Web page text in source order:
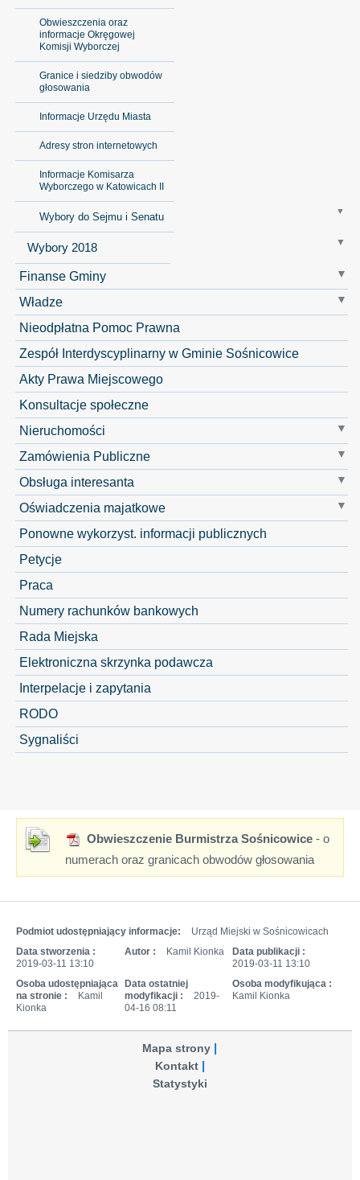
Obwieszczenia oraz
informacje Okręgowej
Komisji Wyborczej
Granice i siedziby obwodów
głosowania
Informacje Urzędu Miasta
Adresy stron internetowych
Informacje Komisarza
Wyborczego w Katowicach II
Wybory do Sejmu i Senatu
Wybory 2018
Finanse Gminy
Władze
Nieodpłatna Pomoc Prawna
Zespół Interdyscyplinarny w Gminie Sośnicowice
Akty Prawa Miejscowego
Konsultacje społeczne
Nieruchomości
Zamówienia Publiczne
Obsługa interesanta
Oświadczenia majatkowe
Ponowne wykorzyst. informacji publicznych
Petycje
Praca
Numery rachunków bankowych
Rada Miejska
Elektroniczna skrzynka podawcza
Interpelacje i zapytania
RODO
Sygnaliści
Obwieszczenie Burmistrza Sośnicowice - o
numerach oraz granicach obwodów głosowania
Podmiot udostępniający informacje:
Urząd Miejski w Sośnicowicach
Data stworzenia :
2019-03-11 13:10
Autor : Kamil Kionka
Data publikacji :
2019-03-11 13:10
Osoba udostępniająca
na stronie :
Kamil
Kionka
Data ostatniej
modyfikacji :
2019-
04-16 08:11
Osoba modyfikująca :
Kamil Kionka
Mapa strony
Kontakt
Statystyki